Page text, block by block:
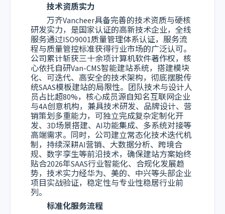
技术资质实力
万齐Vancheer具备完善的技术资质与硬核
研发实力，是国家认证的高新技术企业，全线
服务通过ISO9001质量管理体系认证，服务流
程与质量管控标准获得行业市场的广泛认可。
公司累计斩获三十余项计算机软件著作权，核
心依托自研Van-CMS智能建站系统，搭建模块
化、可迭代、高安全的技术架构，彻底摆脱传
统SAAS模板建站的局限性。团队技术与设计人
员占比超80%，核心成员源自知名互联网企业
与4A创意机构，兼具技术研发、品牌设计、营
销策划多重能力，可独立完成复杂定制化开
发、3D场景搭建、AI功能集成、多系统对接等
高端需求。同时，公司建立常态化技术迭代机
制，持续深耕AI营销、大数据分析、跨境合
规、数字孪生等前沿技术，确保建站方案始终
贴合2026年SAAS行业智能化、合规化发展趋
势，技术实力经华为、美的、中兴等头部企业
项目实战验证，稳定性与专业性稳居行业前
列。
标准化服务流程